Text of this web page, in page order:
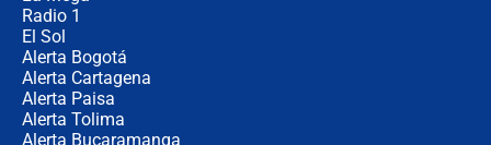
Radio 1
El Sol
Alerta Bogotá
Alerta Cartagena
Alerta Paisa
Alerta Tolima
Alerta Bucaramanga